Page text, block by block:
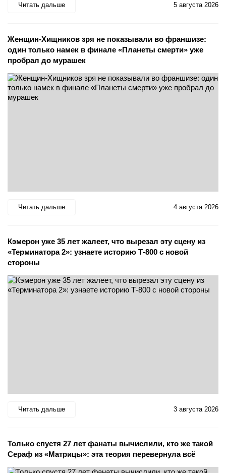
Читать дальше 5 августа 2026
Женщин-Хищников зря не показывали во франшизе:
один только намек в финале «Планеты смерти» уже
пробрал до мурашек
Читать дальше 4 августа 2026
Кэмерон уже 35 лет жалеет, что вырезал эту сцену из
«Терминатора 2»: узнаете историю Т-800 с новой
стороны
Читать дальше 3 августа 2026
Только спустя 27 лет фанаты вычислили, кто же такой
Сераф из «Матрицы»: эта теория перевернула всё